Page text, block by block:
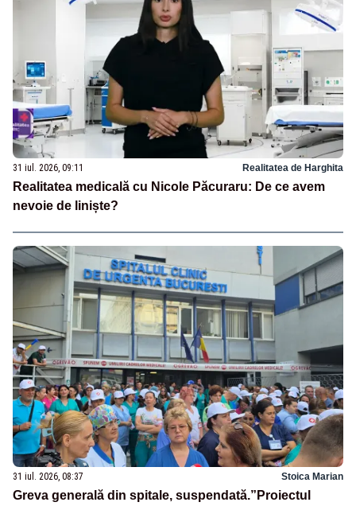
31 iul. 2026, 09:11 Realitatea de Harghita
Realitatea medicală cu Nicole Păcuraru: De ce avem
nevoie de liniște?
31 iul. 2026, 08:37 Stoica Marian
Greva generală din spitale, suspendată.”Proiectul